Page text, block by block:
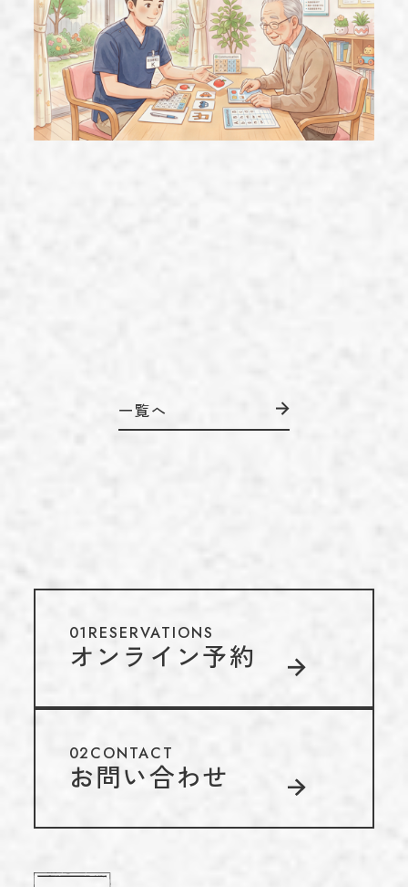
一覧へ
01 RESERVATIONS
オンライン予約
02CONTACT
お問い合わせ